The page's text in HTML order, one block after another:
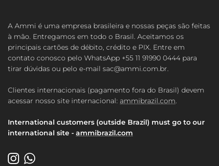
A Ammi é uma empresa brasileira e nossas peças são feitas
à mão. Entregamos em todo o Brasil. Aceitamos os
principais cartões de débito, crédito e PIX. Entre em
contato conosco pelo WhatsApp +55 11 91990 0444 para
tirar dúvidas ou pelo e-mail sac@ammi.com.br.
Clientes internacionais (pagamento fora do Brasil) devem
acessar nosso site internacional: ammibrazil.com.
International customers (outside Brazil) must go to our
international site - ammibrazil.com
InstagramWhatsApp